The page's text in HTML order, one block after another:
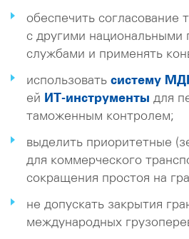
обеспечить согласование
с другими национальными
службами и применять
использовать систему
ей ИТ-инструменты для
таможенным контролем;
выделить приоритетные
для коммерческого
сокращения простоя на
не допускать закрытия
международных